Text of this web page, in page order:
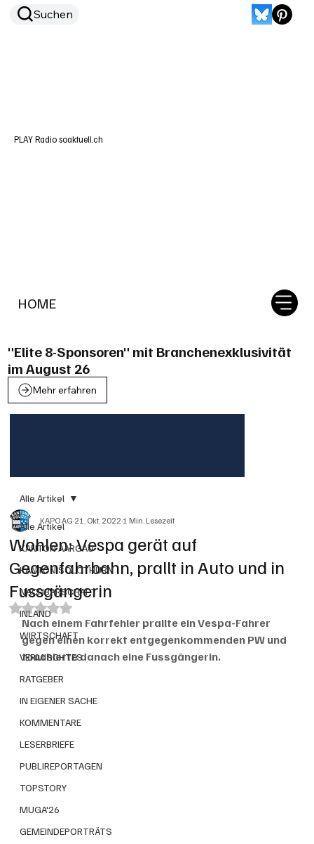
HOME
Suchen
PLAY Radio soaktuell.ch
"Elite 8-Sponsoren" mit Branchenexklusivität
im August 26
Mehr erfahren
Alle Artikel
KANTON AARGAU
KANTON SOLOTHURN
NACHBARSCHAFT
INLAND
WIRTSCHAFT
VERMISCHTES
RATGEBER
IN EIGENER SACHE
KOMMENTARE
LESERBRIEFE
PUBLIREPORTAGEN
TOPSTORY
MUGA'26
GEMEINDEPORTRÄTS
Alle Artikel
Wohlen: Vespa gerät auf
Gegenfahrbahn, prallt in Auto und in
Fussgängerin
KAPO AG21. Okt. 20221 Min. Lesezeit
Mit NaN von 5 Sternen bewertet.
Nach einem Fahrfehler prallte ein Vespa-Fahrer
gegen einen korrekt entgegenkommenden PW und
touchierte danach eine Fussgängerin.